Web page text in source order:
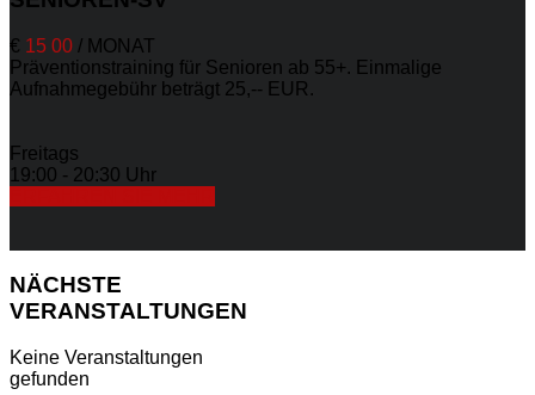
€ 15 00 / MONAT
Präventionstraining für Senioren ab 55+. Einmalige
Aufnahmegebühr beträgt 25,-- EUR.
Freitags
19:00 - 20:30 Uhr
NÄCHSTE
VERANSTALTUNGEN
Keine Veranstaltungen
gefunden